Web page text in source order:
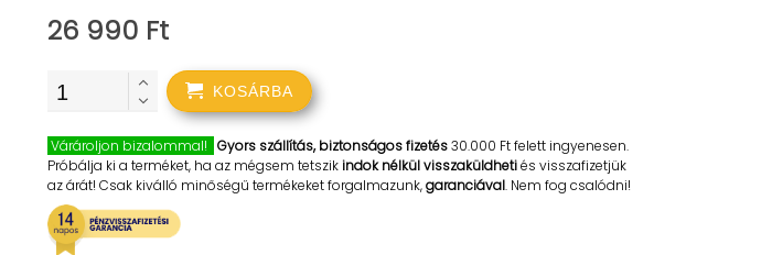
26 990 Ft
KOSÁRBA
Várároljon bizalommal! Gyors szállítás, biztonságos fizetés30.000 Ft felett ingyenesen.
Próbálja ki a terméket, ha az mégsem tetszikindok nélkül visszaküldhetiés visszafizetjük
az árát! Csak kiválló minőségű termékeket forgalmazunk,garanciával. Nem fog csalódni!